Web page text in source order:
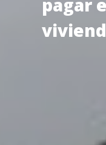
pagar